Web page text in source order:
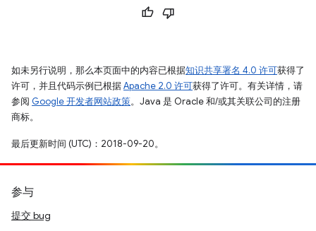
如未另行说明，那么本页面中的内容已根据知识共享署名 4.0 许可获得了
许可，并且代码示例已根据Apache 2.0 许可获得了许可。有关详情，请
参阅 Google 开发者网站政策。Java 是 Oracle 和/或其关联公司的注册
商标。
最后更新时间 (UTC)：2018-09-20。
参与
提交 bug